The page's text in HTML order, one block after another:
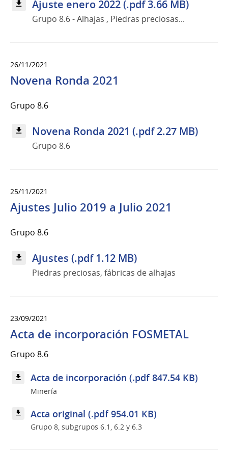
Ajuste enero 2022 (.pdf 3.66 MB)
Grupo 8.6 - Alhajas , Piedras preciosas...
26/11/2021
Novena Ronda 2021
Grupo 8.6
Novena Ronda 2021 (.pdf 2.27 MB)
Grupo 8.6
25/11/2021
Ajustes Julio 2019 a Julio 2021
Grupo 8.6
Ajustes (.pdf 1.12 MB)
Piedras preciosas, fábricas de alhajas
23/09/2021
Acta de incorporación FOSMETAL
Grupo 8.6
Acta de incorporación (.pdf 847.54 KB)
Minería
Acta original (.pdf 954.01 KB)
Grupo 8, subgrupos 6.1, 6.2 y 6.3